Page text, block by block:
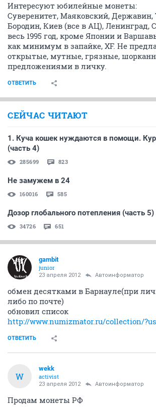
Интересуют юбилейные монеты:
Суверенитет, Маяковский, Державин,
Бородин, Киев (все в АЦ), Ленинград,
весь 1995 год, кроме Японии и
как минимум в запайке, XF. Не
открытые, мутные, грязные,
предложениями в личку.
ОТВЕТИТЬ
СЕЙЧАС ЧИТАЮТ
1. Куча кошек нуждаются в помощи.
(часть 4)
285699 823
Не замужем в 24
160016 585
Дозор глобального потепления (часть 5)
34726 651
gambit
junior
23 апреля 2012 Автоинформатор
обмен десятками в Барнауле(при
либо по почте)
обновил список
http://www.numizmator.ru/collection/
ОТВЕТИТЬ
W
wekk
activist
23 апреля 2012 Автоинформатор
Продам монеты РФ